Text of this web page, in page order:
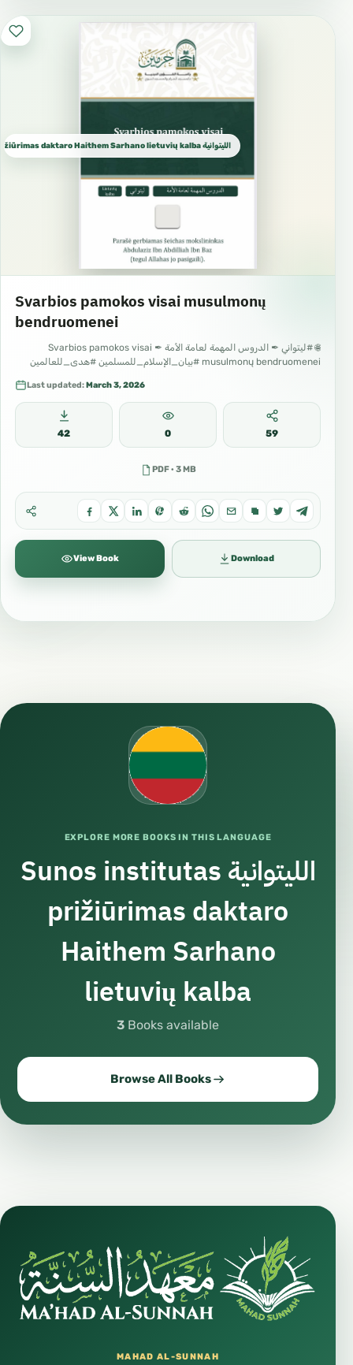
الليتوانية Sunos institutas prižiūrimas daktaro Haithem Sarhano lietuvių kalba
Svarbios pamokos visai musulmonų
bendruomenei
🌐 #ليتواني ✒ الدروس المهمة لعامة الأمة ✒ Svarbios pamokos visai
musulmonų bendruomenei #بيان_الإسلام_للمسلمين #هدى_للعالمين
Last updated:March 3, 2026
42 0 59
PDF · 3 MB
View Book Download
EXPLORE MORE BOOKS IN THIS LANGUAGE
الليتوانية Sunos institutas
prižiūrimas daktaro
Haithem Sarhano
lietuvių kalba
3 Books available
Browse All Books
MAHAD AL-SUNNAH